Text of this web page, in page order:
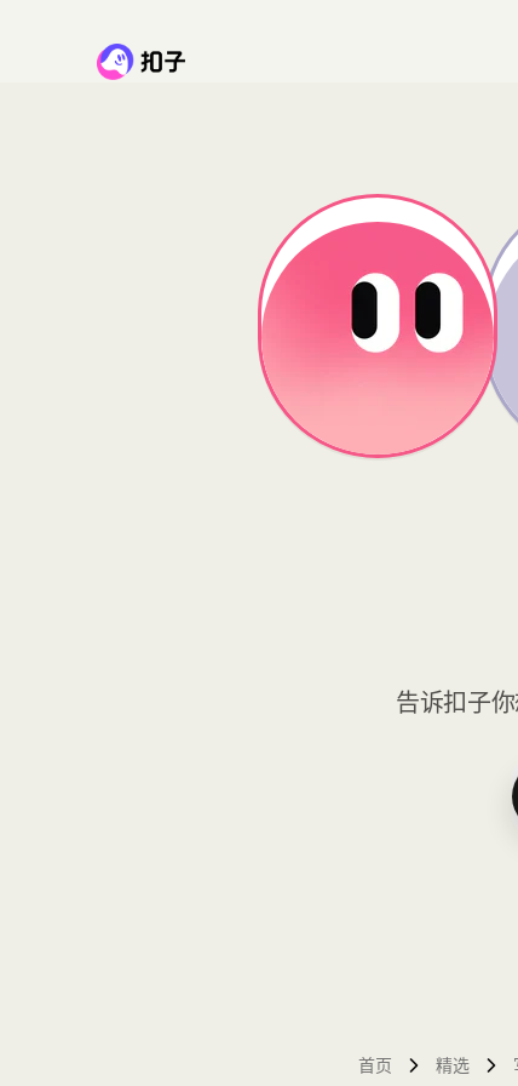
告诉扣子
首页 精选